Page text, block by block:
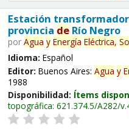
Estación
provincia deRío Negro
por Agua y Energía Eléctrica,
Idioma: Español
Editor: Buenos Aires: Agua y
1988
Disponibilidad: Ítems
topográfica: 621.374.5/A282/